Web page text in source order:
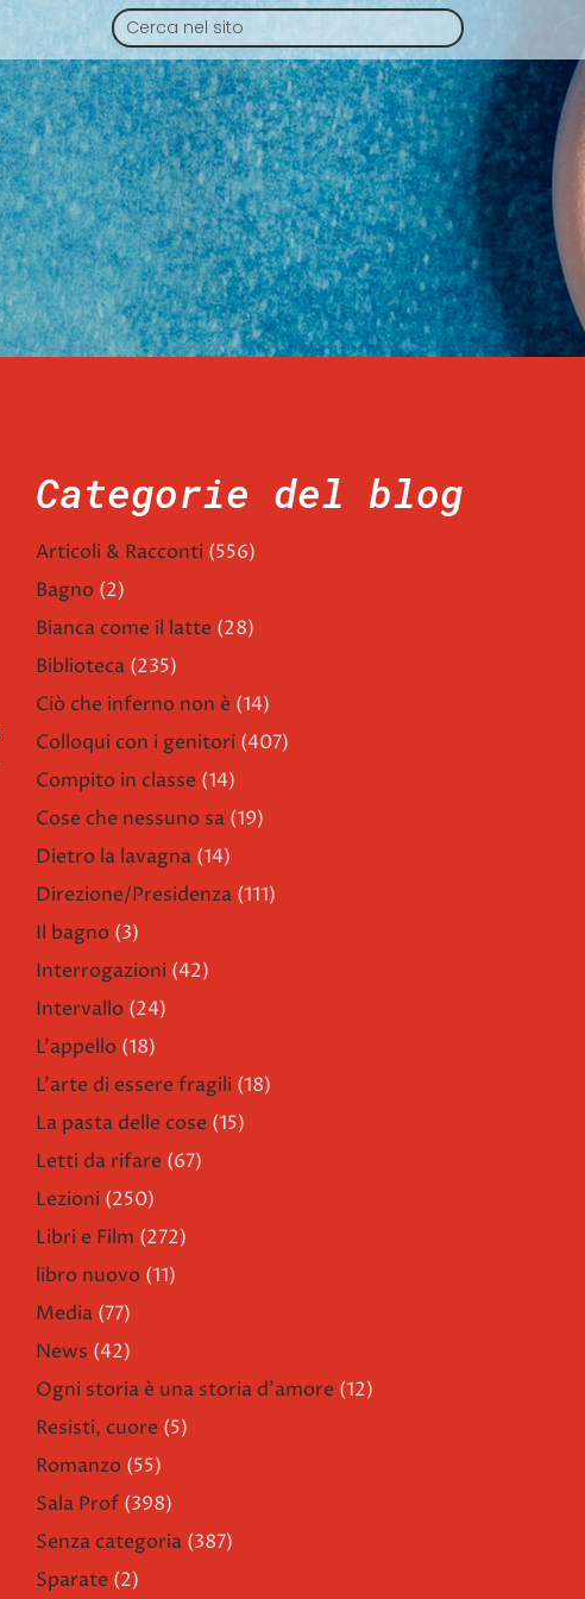
Categorie del blog
Articoli & Racconti (556)
Bagno (2)
Bianca come il latte (28)
Biblioteca (235)
Ciò che inferno non è (14)
Colloqui con i genitori (407)
Compito in classe (14)
Cose che nessuno sa (19)
Dietro la lavagna (14)
Direzione/Presidenza (111)
Il bagno (3)
Interrogazioni (42)
Intervallo (24)
L'appello (18)
L'arte di essere fragili (18)
La pasta delle cose (15)
Letti da rifare (67)
Lezioni (250)
Libri e Film (272)
libro nuovo (11)
Media (77)
News (42)
Ogni storia è una storia d'amore (12)
Resisti, cuore (5)
Romanzo (55)
Sala Prof (398)
Senza categoria (387)
Sparate (2)